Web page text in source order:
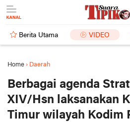
Berita Utama VIDEO
Home › Daerah
Berbagai agenda
XIV/Hsn laksanakan
Timur wilayah Kodim